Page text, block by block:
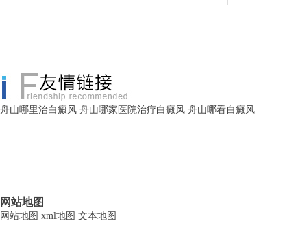
舟山哪里治白癜风 舟山哪家医院治疗白癜风 舟山哪看白癜风
网站地图
网站地图 xml地图 文本地图